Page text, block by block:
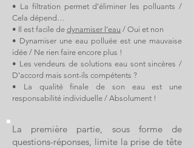
• La filtration permet d’éliminer les polluants /
Cela dépend…
• Il est facile de dynamiser l’eau / Oui et non
• Dynamiser une eau polluée est une mauvaise
idée / Ne rien faire encore plus !
• Les vendeurs de solutions eau sont sincères /
D’accord mais sont-ils compétents ?
• La qualité finale de son eau est une
responsabilité individuelle / Absolument !
La première partie, sous forme de
questions-réponses, limite la prise de tête